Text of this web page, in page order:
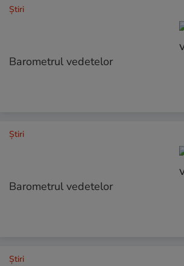
Ştiri
Barometrul vedetelor
Ştiri
Barometrul vedetelor
Ştiri